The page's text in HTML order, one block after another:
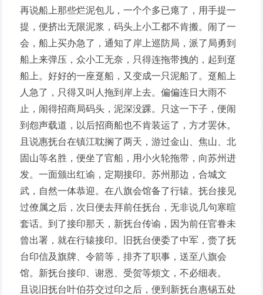
再说船上那些烂泥包儿，一个个多已瘪了，用手提一
提，便挤出无限泥浆，码头上小工都不肯搬。闹了一
会，船上买办急了，通知了岸上巡防局，派了局勇到
船上来弹压，众小工无奈，只得连拖带拽的，起到趸
船上。好好的一座趸船，又变成一只泥船了。趸船上
人急了，只得又叫人拖到岸上去。偏偏连日大雨不
止，闹得招商局码头，泥深没踝。只这一下子，便闹
到怨声载道，以后招商船也不肯装运了，方才罢休。
且说惠抚台在镇江耽搁了两天，游过金山、焦山、北
固山等名胜，便坐了官船，用小火轮拖带，向苏州进
发。一面颁出红谕，定期接印。苏州那边，合城文
武，自然一体恭迎。在八旗会馆备了行辕。抚台接见
过僚属之后，次日便去拜前任抚台，无非说几句寒暄
套话。到了接印那天，新抚台传谕，因为前任官眷未
曾出署，就在行辕接印。旧抚台便委了中军，赍了抚
台印信及旗牌、令箭等，排齐了职事，送至八旗会
馆。新抚台接印、谢恩、受贺等烦文，不必细表。
且说旧抚台叶伯芬交过印之后，便到新抚台惠锡五处